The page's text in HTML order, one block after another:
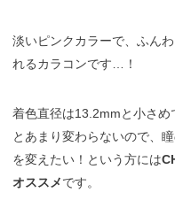
淡いピンクカラーで、ふん
れるカラコンです…！
着色直径は13.2mmと小さ
とあまり変わらないので、
を変えたい！という方には
オススメです。